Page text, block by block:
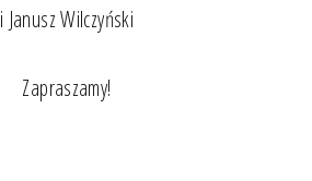
i Janusz Wilczyński
Zapraszamy!